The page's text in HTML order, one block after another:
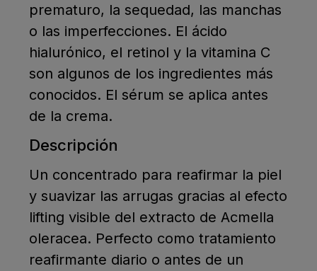
prematuro, la sequedad, las manchas
o las imperfecciones. El ácido
hialurónico, el retinol y la vitamina C
son algunos de los ingredientes más
conocidos. El sérum se aplica antes
de la crema.
Descripción
Un concentrado para reafirmar la piel
y suavizar las arrugas gracias al efecto
lifting visible del extracto de Acmella
oleracea. Perfecto como tratamiento
reafirmante diario o antes de un